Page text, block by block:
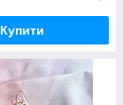
Купити